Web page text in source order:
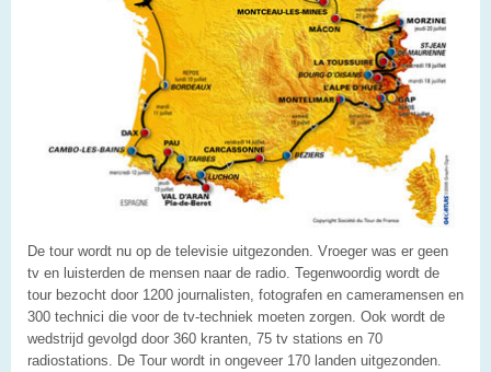
De tour wordt nu op de televisie uitgezonden. Vroeger was er geen
tv en luisterden de mensen naar de radio. Tegenwoordig wordt de
tour bezocht door 1200 journalisten, fotografen en cameramensen en
300 technici die voor de tv-techniek moeten zorgen. Ook wordt de
wedstrijd gevolgd door 360 kranten, 75 tv stations en 70
radiostations. De Tour wordt in ongeveer 170 landen uitgezonden.